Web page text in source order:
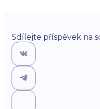
Sdílejte příspěvek na